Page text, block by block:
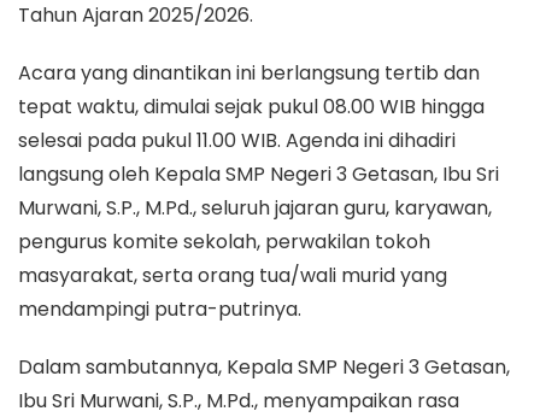
Tahun Ajaran 2025/2026.
Acara yang dinantikan ini berlangsung tertib dan
tepat waktu, dimulai sejak pukul 08.00 WIB hingga
selesai pada pukul 11.00 WIB. Agenda ini dihadiri
langsung oleh Kepala SMP Negeri 3 Getasan, Ibu Sri
Murwani, S.P., M.Pd., seluruh jajaran guru, karyawan,
pengurus komite sekolah, perwakilan tokoh
masyarakat, serta orang tua/wali murid yang
mendampingi putra-putrinya.
Dalam sambutannya, Kepala SMP Negeri 3 Getasan,
Ibu Sri Murwani, S.P., M.Pd., menyampaikan rasa